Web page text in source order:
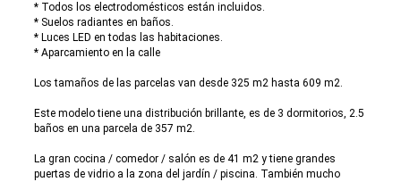
* Todos los electrodomésticos están incluidos.
* Suelos radiantes en baños.
* Luces LED en todas las habitaciones.
* Aparcamiento en la calle
Los tamaños de las parcelas van desde 325 m2 hasta 609 m2.
Este modelo tiene una distribución brillante, es de 3 dormitorios, 2.5
baños en una parcela de 357 m2.
La gran cocina / comedor / salón es de 41 m2 y tiene grandes
puertas de vidrio a la zona del jardín / piscina. También mucho